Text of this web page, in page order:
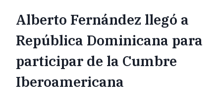
Alberto Fernández llegó a
República Dominicana para
participar de la Cumbre
Iberoamericana